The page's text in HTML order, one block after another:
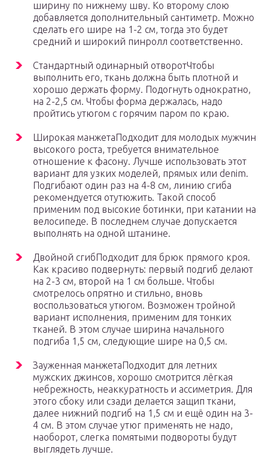
ширину по нижнему шву. Ко второму слою
добавляется дополнительный сантиметр. Можно
сделать его шире на 1-2 см, тогда это будет
средний и широкий пинролл соответственно.
Стандартный одинарный отворотЧтобы
выполнить его, ткань должна быть плотной и
хорошо держать форму. Подогнуть однократно,
на 2-2,5 см. Чтобы форма держалась, надо
пройтись утюгом с горячим паром по краю.
Широкая манжетаПодходит для молодых мужчин
высокого роста, требуется внимательное
отношение к фасону. Лучше использовать этот
вариант для узких моделей, прямых или denim.
Подгибают один раз на 4-8 см, линию сгиба
рекомендуется отутюжить. Такой способ
применим под высокие ботинки, при катании на
велосипеде. В последнем случае допускается
выполнять на одной штанине.
Двойной сгибПодходит для брюк прямого кроя.
Как красиво подвернуть: первый подгиб делают
на 2-3 см, второй на 1 см больше. Чтобы
смотрелось опрятно и стильно, вновь
воспользоваться утюгом. Возможен тройной
вариант исполнения, применим для тонких
тканей. В этом случае ширина начального
подгиба 1,5 см, следующие шире на 0,5 см.
Зауженная манжетаПодходит для летних
мужских джинсов, хорошо смотрится лёгкая
небрежность, неаккуратность и ассиметрия. Для
этого сбоку или сзади делается защип ткани,
далее нижний подгиб на 1,5 см и ещё один на 3-
4 см. В этом случае утюг применять не надо,
наоборот, слегка помятыми подвороты будут
выглядеть лучше.